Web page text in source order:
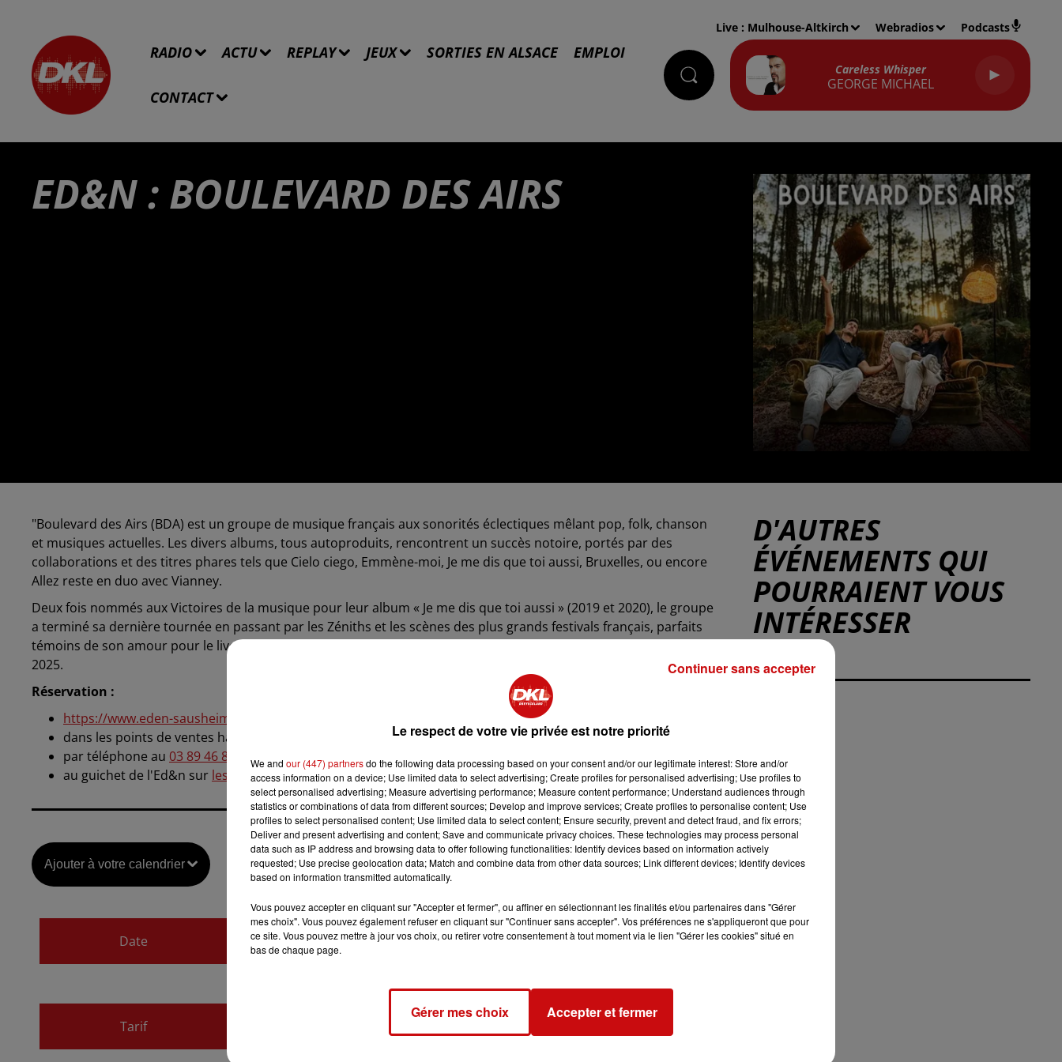
RADIO ACTU REPLAY JEUX SORTIES EN ALSACE EMPLOI
CONTACT
Live : Mulhouse-Altkirch Webradios Podcasts
Careless Whisper
GEORGE MICHAEL
ED&N : BOULEVARD DES AIRS
"Boulevard des Airs (BDA) est un groupe de musique français aux sonorités éclectiques mêlant pop, folk, chanson
et musiques actuelles. Les divers albums, tous autoproduits, rencontrent un succès notoire, portés par des
collaborations et des titres phares tels que Cielo ciego, Emmène-moi, Je me dis que toi aussi, Bruxelles, ou encore
Allez reste en duo avec Vianney.
Deux fois nommés aux Victoires de la musique pour leur album « Je me dis que toi aussi » (2019 et 2020), le groupe
a terminé sa dernière tournée en passant par les Zéniths et les scènes des plus grands festivals français, parfaits
témoins de son amour pour le live et le partage avec le public. Le prochain opus et une tournée sont prévus pour
2025.
Réservation :
https://www.eden-sausheim.com/boulevard-des-airs
dans les points de ventes habituels
par téléphone au 03 89 46 83 90
au guichet de l'Ed&n sur les heures d'ouvertures
Ajouter à votre calendrier
Date
du29 janvier 2026 à 20h00
au29 janvier 2026 à 22h00
Tarif
D'AUTRES
ÉVÉNEMENTS QUI
POURRAIENT VOUS
INTÉRESSER
Le respect de votre vie privée est notre priorité
We and our (447) partnersdo the following data processing based on your consent and/or our legitimate interest: Store and/or
access information on a device; Use limited data to select advertising; Create profiles for personalised advertising; Use profiles to
select personalised advertising; Measure advertising performance; Measure content performance; Understand audiences through
statistics or combinations of data from different sources; Develop and improve services; Create profiles to personalise content; Use
profiles to select personalised content; Use limited data to select content; Ensure security, prevent and detect fraud, and fix errors;
Deliver and present advertising and content; Save and communicate privacy choices. These technologies may process personal
data such as IP address and browsing data to offer following functionalities: Identify devices based on information actively
requested; Use precise geolocation data; Match and combine data from other data sources; Link different devices; Identify devices
based on information transmitted automatically.
Vous pouvez accepter en cliquant sur "Accepter et fermer", ou affiner en sélectionnant les finalités et/ou partenaires dans "Gérer
mes choix". Vous pouvez également refuser en cliquant sur "Continuer sans accepter". Vos préférences ne s'appliqueront que pour
ce site. Vous pouvez mettre à jour vos choix, ou retirer votre consentement à tout moment via le lien "Gérer les cookies" situé en
bas de chaque page.
Gérer mes choix Accepter et fermer
Continuer sans accepter